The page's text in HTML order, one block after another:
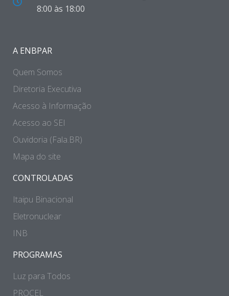
8:00 às 18:00
A ENBPAR
Quem Somos
Diretoria Executiva
Acesso à Informação
Acesso ao SEI
Ouvidoria (Fala.BR)
Mapa do site
CONTROLADAS
Itaipu Binacional
Eletronuclear
INB
PROGRAMAS
Luz para Todos
PROCEL